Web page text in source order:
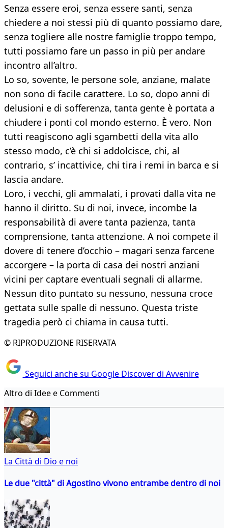
Senza essere eroi, senza essere santi, senza
chiedere a noi stessi più di quanto possiamo dare,
senza togliere alle nostre famiglie troppo tempo,
tutti possiamo fare un passo in più per andare
incontro all’altro.
Lo so, sovente, le persone sole, anziane, malate
non sono di facile carattere. Lo so, dopo anni di
delusioni e di sofferenza, tanta gente è portata a
chiudere i ponti col mondo esterno. È vero. Non
tutti reagiscono agli sgambetti della vita allo
stesso modo, c’è chi si addolcisce, chi, al
contrario, s’ incattivice, chi tira i remi in barca e si
lascia andare.
Loro, i vecchi, gli ammalati, i provati dalla vita ne
hanno il diritto. Su di noi, invece, incombe la
responsabilità di avere tanta pazienza, tanta
comprensione, tanta attenzione. A noi compete il
dovere di tenere d’occhio – magari senza farcene
accorgere – la porta di casa dei nostri anziani
vicini per captare eventuali segnali di allarme.
Nessun dito puntato su nessuno, nessuna croce
gettata sulle spalle di nessuno. Questa triste
tragedia però ci chiama in causa tutti.
© RIPRODUZIONE RISERVATA
Seguici anche su Google Discover di Avvenire
Altro di Idee e Commenti
La Città di Dio e noi
Le due "città" di Agostino vivono entrambe dentro di noi